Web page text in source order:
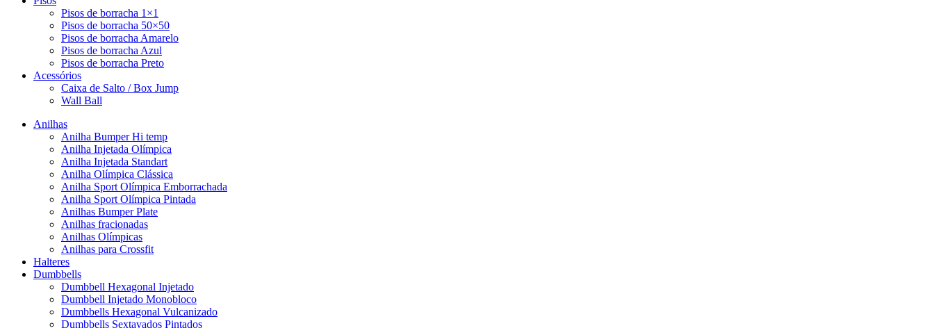
Pisos de borracha 1×1
Pisos de borracha 50×50
Pisos de borracha Amarelo
Pisos de borracha Azul
Pisos de borracha Preto
Acessórios
Caixa de Salto / Box Jump
Wall Ball
Anilhas
Anilha Bumper Hi temp
Anilha Injetada Olímpica
Anilha Injetada Standart
Anilha Olímpica Clássica
Anilha Sport Olímpica Emborrachada
Anilha Sport Olímpica Pintada
Anilhas Bumper Plate
Anilhas fracionadas
Anilhas Olímpicas
Anilhas para Crossfit
Halteres
Dumbbells
Dumbbell Hexagonal Injetado
Dumbbell Injetado Monobloco
Dumbbells Hexagonal Vulcanizado
Dumbbells Sextavados Pintados